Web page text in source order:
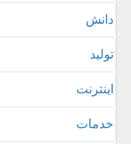
دانش
تولید
اینترنت
خدمات